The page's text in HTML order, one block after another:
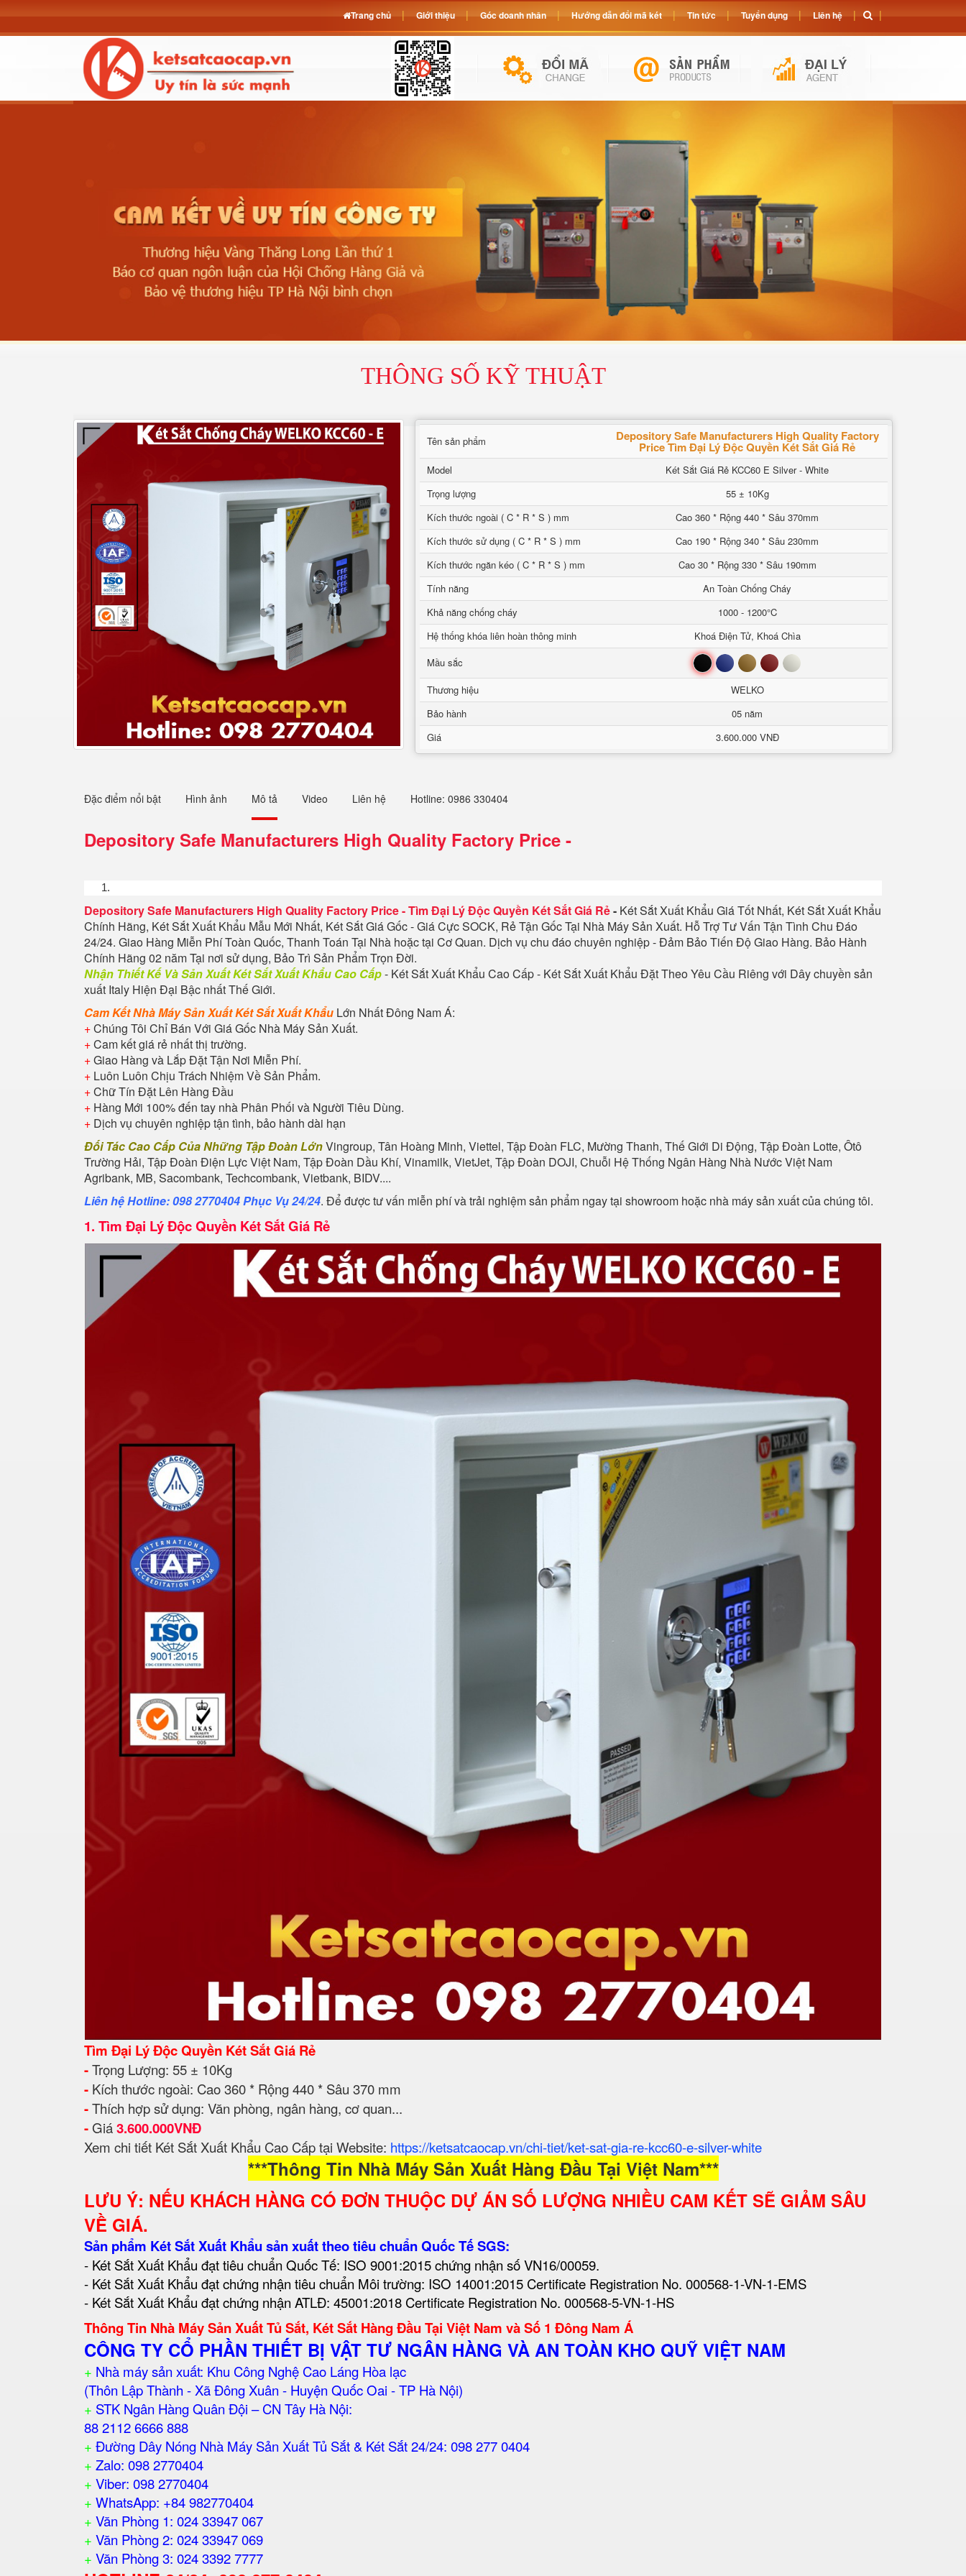
THÔNG SỐ KỸ THUẬT
Tên sản phẩm Depository Safe Manufacturers High Quality Factory
Price Tìm Đại Lý Độc Quyền Két Sắt Giá Rẻ
Model
Két Sắt Giá Rẻ KCC60 E Silver - White
Trọng lượng
55 ± 10Kg
Kích thước ngoài ( C * R * S ) mm
Cao 360 * Rộng 440 * Sâu 370mm
Kích thước sử dụng ( C * R * S ) mm
Cao 190 * Rộng 340 * Sâu 230mm
Kích thước ngăn kéo ( C * R * S ) mm
Cao 30 * Rộng 330 * Sâu 190mm
Tính năng
An Toàn Chống Cháy
Khả năng chống cháy
1000 - 1200°C
Hệ thống khóa liên hoàn thông minh
Khoá Điện Tử, Khoá Chìa
Mầu sắc
Đen Xanh Nâu Đỏ Trắng
Thương hiệu
WELKO
Bảo hành
05 năm
Giá
3.600.000 VNĐ
Đặc điểm nổi bật Hình ảnh Mô tả Video Liên hệ Hotline: 0986 330404
Depository Safe Manufacturers High Quality Factory Price -
Depository Safe Manufacturers High Quality Factory Price-Tìm Đại Lý Độc Quyền Két Sắt Giá Rẻ- Két Sắt Xuất Khẩu Giá Tốt Nhất, Két Sắt Xuất Khẩu
Chính Hãng, Két Sắt Xuất Khẩu Mẫu Mới Nhất, Két Sắt Giá Gốc - Giá Cực SOCK, Rẻ Tận Gốc Tại Nhà Máy Sản Xuất. Hỗ Trợ Tư Vấn Tận Tình Chu Đáo
24/24. Giao Hàng Miễn Phí Toàn Quốc, Thanh Toán Tại Nhà hoặc tại Cơ Quan. Dịch vụ chu đáo chuyên nghiệp - Đảm Bảo Tiến Độ Giao Hàng. Bảo Hành
Chính Hãng 02 năm Tại nơi sử dụng, Bảo Trì Sản Phẩm Trọn Đời.
Nhận Thiết Kế Và Sản Xuất Két Sắt Xuất Khẩu Cao Cấp- Két Sắt Xuất Khẩu Cao Cấp - Két Sắt Xuất Khẩu Đặt Theo Yêu Cầu Riêng với Dây chuyền sản
xuất Italy Hiện Đại Bậc nhất Thế Giới.
Cam Kết Nhà Máy Sản Xuất KétSắt Xuất Khẩu Lớn Nhất Đông Nam Á:
+Chúng Tôi Chỉ Bán Với Giá Gốc Nhà Máy Sản Xuất.
+Cam kết giá rẻ nhất thị trường.
+Giao Hàng và Lắp Đặt Tận Nơi Miễn Phí.
+ Luôn Luôn Chịu Trách Nhiệm Về Sản Phẩm.
+Chữ Tín Đặt Lên Hàng Đầu
+ Hàng Mới 100% đến tay nhà Phân Phối và Người Tiêu Dùng.
+ Dịch vụ chuyên nghiệp tận tình, bảo hành dài hạn
Đối Tác Cao Cấp Của Những Tập Đoàn LớnVingroup, Tân Hoàng Minh, Viettel, Tập Đoàn FLC, Mường Thanh, Thế Giới Di Động, Tập Đoàn Lotte, Ôtô
Trường Hải, Tập Đoàn Điện Lực Việt Nam, Tập Đoàn Dầu Khí, Vinamilk, VietJet, Tập Đoàn DOJI, Chuỗi Hệ Thống Ngân Hàng Nhà Nước Việt Nam
Agribank, MB, Sacombank, Techcombank, Vietbank, BIDV....
Liên hệ Hotline: 098 2770404 Phục Vụ 24/24. Để được tư vấn miễn phí và trải nghiệm sản phẩm ngay tại showroom hoặc nhà máy sản xuất của chúng tôi.
1. Tìm Đại Lý Độc Quyền Két Sắt Giá Rẻ
Tìm Đại Lý Độc Quyền Két Sắt Giá Rẻ
-Trọng Lượng: 55 ± 10Kg
- Kích thước ngoài: Cao 360 * Rộng 440 * Sâu 370 mm
-Thích hợp sử dụng: Văn phòng, ngân hàng, cơ quan...
- Giá3.600.000VNĐ
Xem chi tiết Két Sắt Xuất Khẩu Cao Cấp tại Website: https://ketsatcaocap.vn/chi-tiet/ket-sat-gia-re-kcc60-e-silver-white
***Thông Tin Nhà Máy Sản Xuất Hàng Đầu Tại Việt Nam***
LƯU Ý: NẾU KHÁCH HÀNG CÓ ĐƠN THUỘC DỰ ÁN SỐ LƯỢNG NHIỀU CAM KẾT SẼ GIẢM SÂU
VỀ GIÁ.
Sản phẩm Két Sắt Xuất Khẩu sản xuất theo tiêu chuẩn Quốc Tế SGS:
- Két Sắt Xuất Khẩu đạt tiêu chuẩn Quốc Tế: ISO 9001:2015 chứng nhận số VN16/00059.
- Két Sắt Xuất Khẩu đạt chứng nhận tiêu chuẩn Môi trường: ISO 14001:2015 Certificate Registration No. 000568-1-VN-1-EMS
- Két Sắt Xuất Khẩu đạt chứng nhận ATLĐ: 45001:2018 Certificate Registration No. 000568-5-VN-1-HS
Thông Tin Nhà Máy Sản Xuất Tủ Sắt, Két Sắt Hàng Đầu Tại Việt Nam và Số 1 Đông Nam Á
CÔNG TY CỔ PHẦN THIẾT BỊ VẬT TƯ NGÂN HÀNG VÀ AN TOÀN KHO QUỸ VIỆT NAM
+ Nhà máy sản xuất: Khu Công Nghệ Cao Láng Hòa lạc
(Thôn Lập Thành - Xã Đông Xuân - Huyện Quốc Oai - TP Hà Nội)
+ STK Ngân Hàng Quân Đội – CN Tây Hà Nội:
88 2112 6666 888
+ Đường Dây Nóng Nhà Máy Sản Xuất Tủ Sắt & Két Sắt 24/24: 098 277 0404
+ Zalo: 098 2770404
+ Viber: 098 2770404
+ WhatsApp: +84 982770404
+ Văn Phòng 1: 024 33947 067
+ Văn Phòng 2: 024 33947 069
+ Văn Phòng 3: 024 3392 7777
Trang chủ Giới thiệu Góc doanh nhân Hướng dẫn đổi mã két Tin tức Tuyển dụng Liên hệ